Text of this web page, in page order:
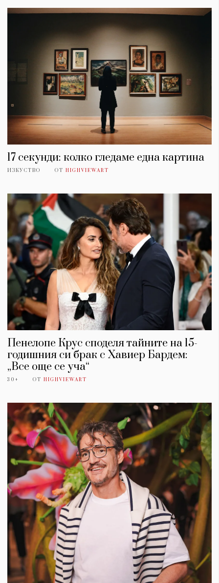
17 секунди: колко гледаме една картина
ИЗКУСТВО ОТ HIGHVIEWART
Пенелопе Крус споделя тайните на 15-
годишния си брак с Хавиер Бардем:
„Все още се уча“
30+ ОТ HIGHVIEWART